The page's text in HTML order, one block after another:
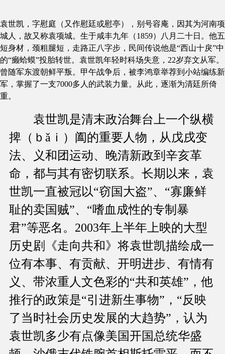
袁世凯，字慰庭（又作慰廷或慰亭），别号容庵，因其为河南项
城人，故又称袁项城。生于咸丰九年（1859）八月二十日。他五
短身材，颈粗腿短，走路正八字步，民间传说他是“西山十戾”中
的“癞蛤蟆”投胎转世。袁世凯年轻时科场失意，22岁弃文从军。
曾随军东渡朝鲜平叛。甲午战争后，被李鸿章举荐到小站编练新
军，掌握了一支7000多人的武装力量。从此，逐渐为清廷所倚
重。
袁世凯是清末政治舞台上一个纵横
捭（ｂǎｉ）阖的重要人物，从戊戌变
法、义和团运动、晚清新政到辛亥革
命，都与其有密切联系。长期以来，袁
世凯一直被冠以“窃国大盗”、“寡廉鲜
耻的卖国贼”、“嗜血成性的专制暴
君”等恶名。2003年上半年上映的大型
历史剧《走向共和》将袁世凯描绘成一
位有本事、有贡献、开明进步、有情有
义、带浓重人文色彩的“共和英雄”，他
推行的政策是“引进新生事物”，“反映
了当时社会历史发展的大趋势”，认为
袁世凯多少有点像美国开国总统华盛